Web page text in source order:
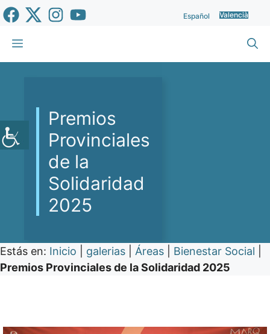
Vés
al
contingut
Español Valencià
Menu
Premios
Provinciales
de la
Solidaridad
2025
Estás en: Inicio galerias Áreas Bienestar Social
Premios Provinciales de la Solidaridad 2025